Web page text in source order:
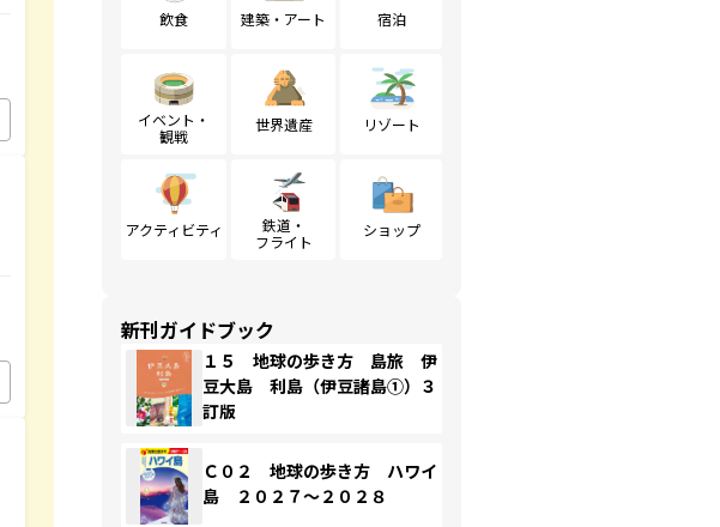
飲食 建築・アート 宿泊
イベント・
観戦
世界遺産 リゾート
アクティビティ
鉄道・
フライト
ショップ
新刊ガイドブック
１５ 地球の歩き方 島旅 伊
豆大島 利島（伊豆諸島①）３
訂版
Ｃ０２ 地球の歩き方 ハワイ
島 ２０２７～２０２８